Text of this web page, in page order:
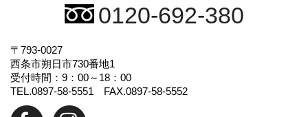
0120-692-380
〒793-0027
西条市朔日市730番地1
受付時間：9：00～18：00
TEL.0897-58-5551 FAX.0897-58-5552